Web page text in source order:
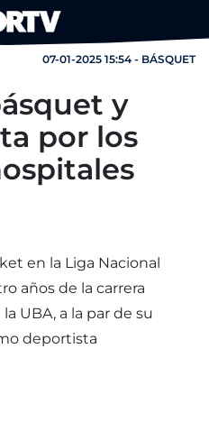
07-01-2025 15:54 - BÁSQUET
y
por los
en la Liga Nacional
años de la carrera
UBA, a la par de su
deportista